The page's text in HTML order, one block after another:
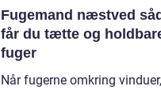
Fugemand næstved sådan
får du tætte og
fuger
Når fugerne omkring